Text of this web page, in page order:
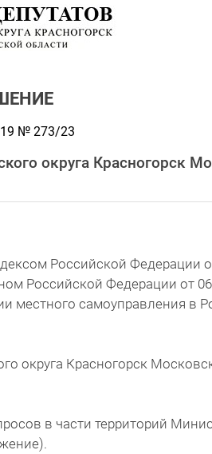
№ 273/23
округа Красногорск
Российской Федерации
Российской Федерации от
местного самоуправления в
округа Красногорск
в части территорий